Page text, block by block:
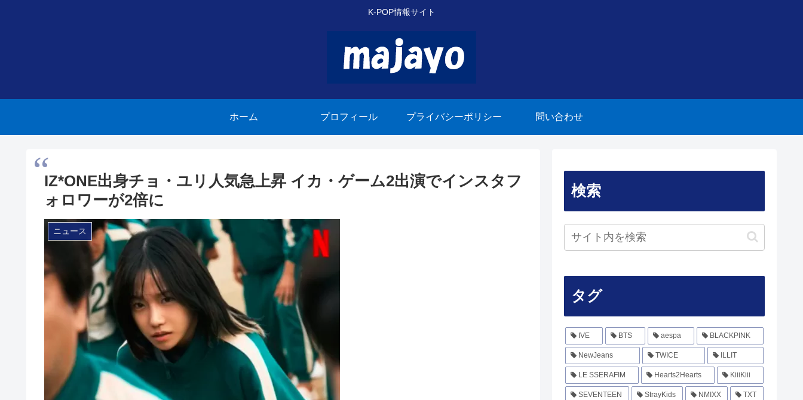
K-POP情報サイト
ホーム プロフィール プライバシーポリシー 問い合わせ
IZ*ONE出身チョ・ユリ人気急上昇 イカ・ゲーム2出演でインスタフ
ォロワーが2倍に
ニュース
検索
タグ
IVE BTS aespa BLACKPINK
NewJeans TWICE ILLIT
LE SSERAFIM Hearts2Hearts KiiiKiii
SEVENTEEN StrayKids NMIXX TXT